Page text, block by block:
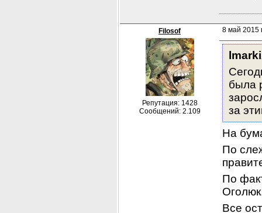
Filosof
Репутация: 1428
Сообщений: 2.109
8 май 2015
была
за
На
По
По
Все